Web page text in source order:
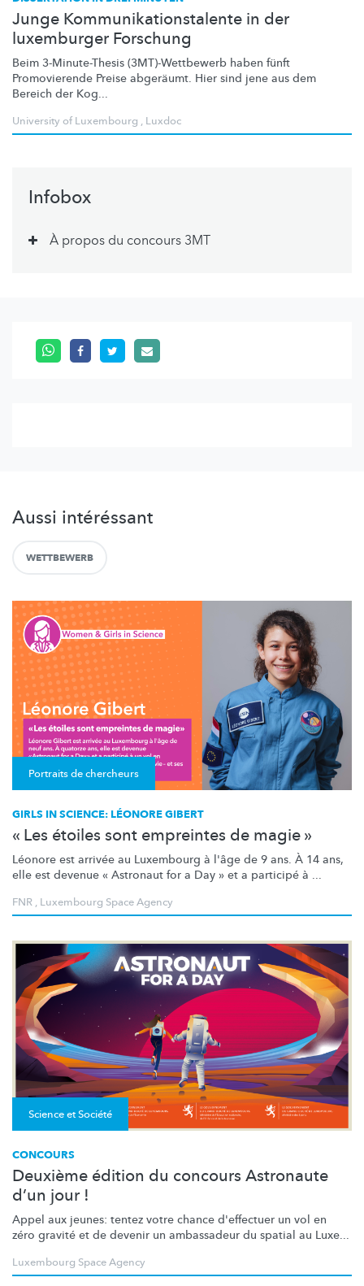
Junge Kommunikationstalente in der
luxemburger Forschung
Beim 3-Minute-Thesis (3MT)-Wettbewerb haben fünft
Promovierende Preise abgeräumt. Hier sind jene aus dem
Bereich der Kog...
University of Luxembourg , Luxdoc
Infobox
À propos du concours 3MT
Aussi intéréssant
WETTBEWERB
Portraits de chercheurs
GIRLS IN SCIENCE: LÉONORE GIBERT
« Les étoiles sont empreintes de magie »
Léonore est arrivée au Luxembourg à l'âge de 9 ans. À 14 ans,
elle est devenue « Astronaut for a Day » et a participé à ...
FNR , Luxembourg Space Agency
Science et Société
CONCOURS
Deuxième édition du concours Astronaute
d’un jour !
Appel aux jeunes: tentez votre chance d'effectuer un vol en
zéro gravité et de devenir un ambassadeur du spatial au Luxe...
Luxembourg Space Agency